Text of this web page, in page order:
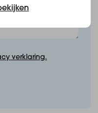
verklaring.